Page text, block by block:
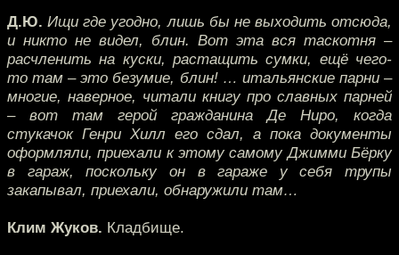
Д.Ю. Ищи где угодно, лишь бы не выходить отсюда,
и никто не видел, блин. Вот эта вся таскотня –
расчленить на куски, растащить сумки, ещё чего-
то там – это безумие, блин! … итальянские парни –
многие, наверное, читали книгу про славных парней
– вот там герой гражданина Де Ниро, когда
стукачок Генри Хилл его сдал, а пока документы
оформляли, приехали к этому самому Джимми Бёрку
в гараж, поскольку он в гараже у себя трупы
закапывал, приехали, обнаружили там…
Клим Жуков. Кладбище.